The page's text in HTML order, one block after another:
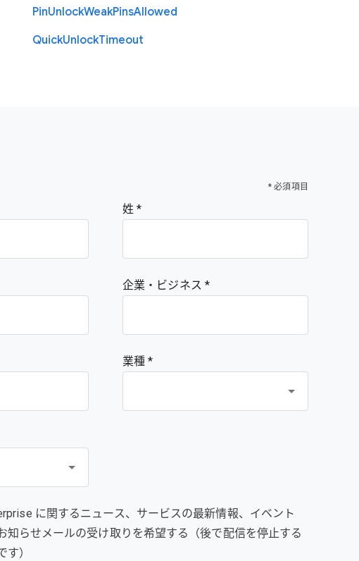
PinUnlockWeakPinsAllowed
QuickUnlockTimeout
* 必須項目
姓
企業・ビジネス
業種 *
に関するニュース、サービスの最新情報、イベント
知らせメールの受け取りを希望する（後で配信を停止する
す）